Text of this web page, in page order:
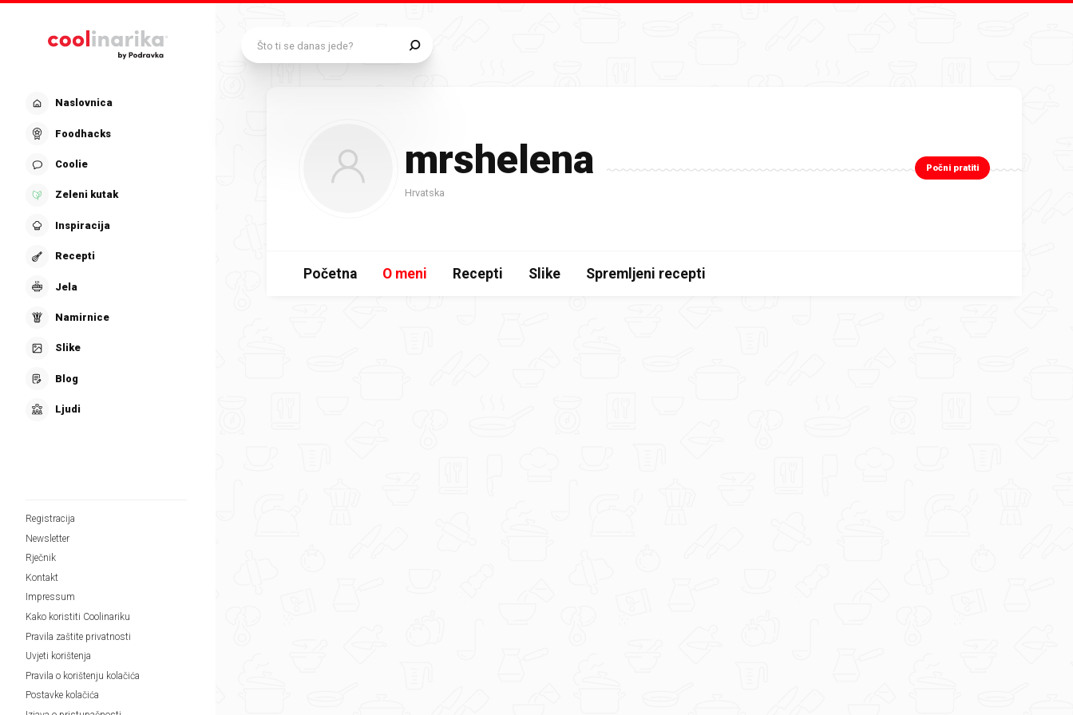
Naslovnica
Foodhacks
Coolie
Zeleni kutak
Inspiracija
Recepti
Jela
Namirnice
Slike
Blog
Ljudi
Registracija
Newsletter
Rječnik
Kontakt
Impressum
Kako koristiti Coolinariku
Pravila zaštite privatnosti
Uvjeti korištenja
Pravila o korištenju kolačića
Postavke kolačića
mrshelena
Hrvatska
Počni pratiti
Početna O meni Recepti Slike Spremljeni recepti
Što ti se danas jede?